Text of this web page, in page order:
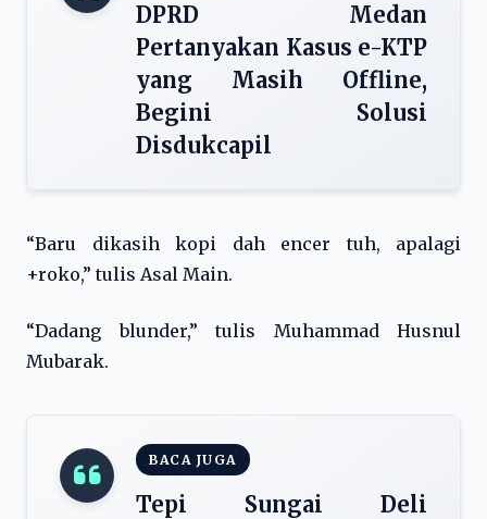
DPRD Medan
Pertanyakan Kasus e-KTP
yang Masih Offline,
Begini Solusi
Disdukcapil
“Baru dikasih kopi dah encer tuh, apalagi
+roko,” tulis Asal Main.
“Dadang blunder,” tulis Muhammad Husnul
Mubarak.
BACA JUGA
Tepi Sungai Deli